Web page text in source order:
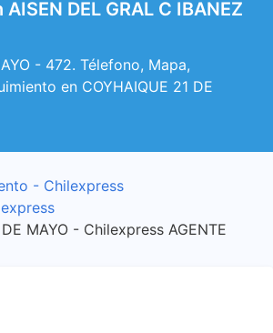
DEL GRAL C IBANEZ
- 472. Télefono, Mapa,
en COYHAIQUE 21 DE
- Chilexpress
MAYO - Chilexpress AGENTE